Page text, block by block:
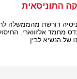
התוניסאית
דורשת מהממשלה
מחמד אלזווארי. החיסול
של הנשיא לבין